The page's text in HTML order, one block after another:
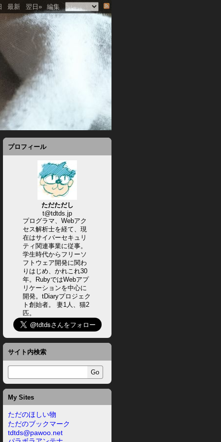
最新 翌日» 編集
プロフィール
ただただし
t@tdtds.jp
プログラマ、Webアク
セス解析士を経て、現
在はサイバーセキュリ
ティ関連事業に従事。
学生時代からフリーソ
フトウェア開発に関わ
りはじめ、かれこれ30
年。RubyではWebアプ
リケーションを中心に
開発。tDiaryプロジェク
ト創始者。 妻1人、猫2
匹。
サイト内検索
My Sites
ただのほしい物
ただのブックマーク
tdtds@pawoo.net